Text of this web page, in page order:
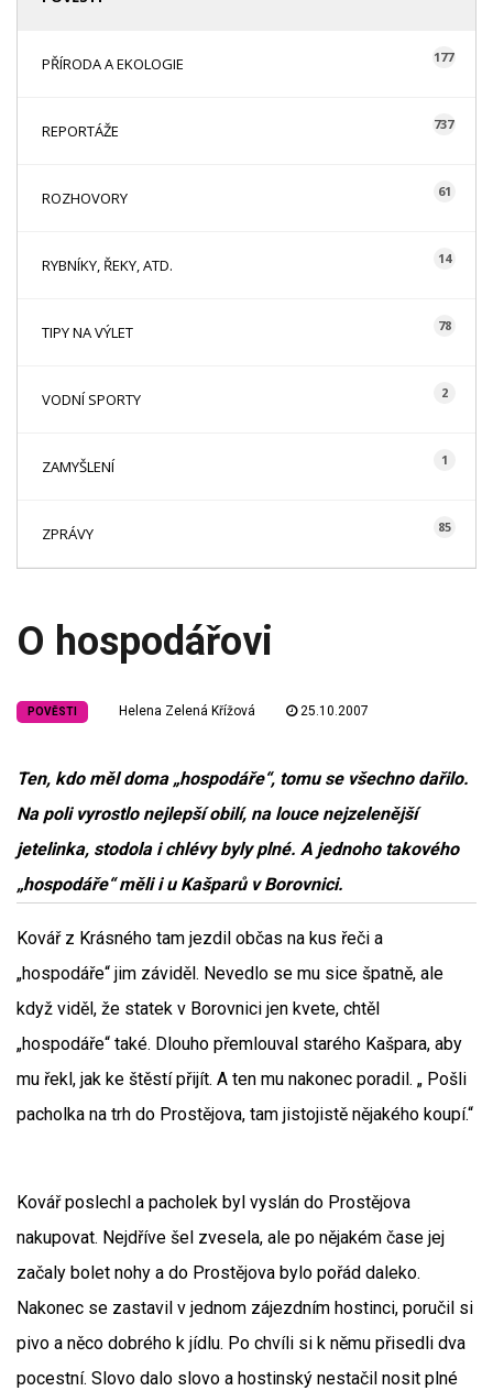
PŘÍRODA A EKOLOGIE 177
REPORTÁŽE 737
ROZHOVORY 61
RYBNÍKY, ŘEKY, ATD. 14
TIPY NA VÝLET 78
VODNÍ SPORTY 2
ZAMYŠLENÍ 1
ZPRÁVY 85
O hospodářovi
POVĚSTI Helena Zelená Křížová 25.10.2007
Ten, kdo měl doma „hospodáře“, tomu se všechno dařilo.
Na poli vyrostlo nejlepší obilí, na louce nejzelenější
jetelinka, stodola i chlévy byly plné. A jednoho takového
„hospodáře“ měli i u Kašparů v Borovnici.
Kovář z Krásného tam jezdil občas na kus řeči a
„hospodáře“ jim záviděl. Nevedlo se mu sice špatně, ale
když viděl, že statek v Borovnici jen kvete, chtěl
„hospodáře“ také. Dlouho přemlouval starého Kašpara, aby
mu řekl, jak ke štěstí přijít. A ten mu nakonec poradil. „ Pošli
pacholka na trh do Prostějova, tam jistojistě nějakého koupí.“
Kovář poslechl a pacholek byl vyslán do Prostějova
nakupovat. Nejdříve šel zvesela, ale po nějakém čase jej
začaly bolet nohy a do Prostějova bylo pořád daleko.
Nakonec se zastavil v jednom zájezdním hostinci, poručil si
pivo a něco dobrého k jídlu. Po chvíli si k němu přisedli dva
pocestní. Slovo dalo slovo a hostinský nestačil nosit plné